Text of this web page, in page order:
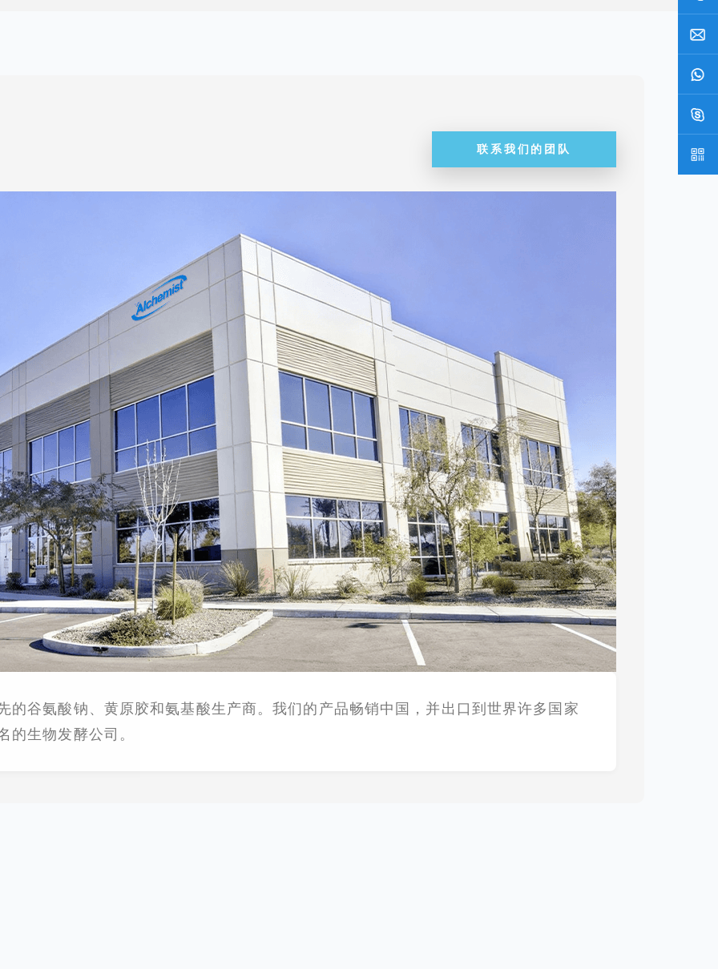
联系我们的团队
的谷氨酸钠、黄原胶和氨基酸生产商。我们的产品畅销中国，并出口到世界许多国家
的生物发酵公司。